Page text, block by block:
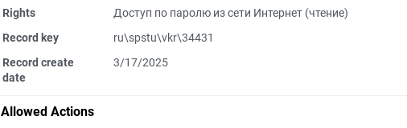
Rights
Доступ по паролю из сети Интернет (чтение)
Record key
ru\spstu\vkr\34431
Record create
date
3/17/2025
Allowed Actions